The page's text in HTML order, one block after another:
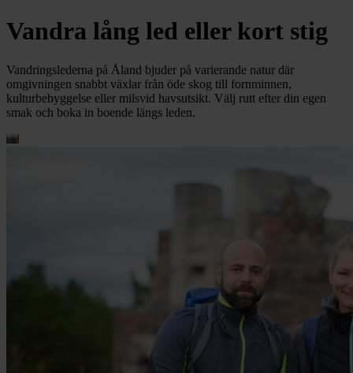
Vandra lång led eller kort stig
Vandringslederna på Åland bjuder på varierande natur där
omgivningen snabbt växlar från öde skog till fornminnen,
kulturbebyggelse eller milsvid havsutsikt. Välj rutt efter din egen
smak och boka in boende längs leden.